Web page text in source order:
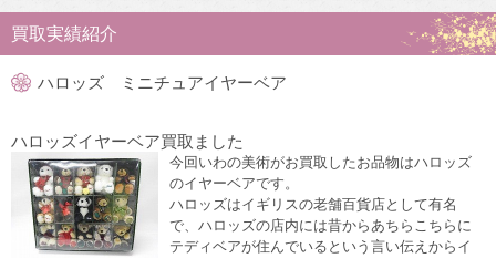
買取実績紹介
ハロッズ ミニチュアイヤーベア
ハロッズイヤーベア買取ました
今回いわの美術がお買取したお品物はハロッズ
のイヤーベアです。
ハロッズはイギリスの老舗百貨店として有名
で、ハロッズの店内には昔からあちらこちらに
テディベアが住んでいるという言い伝えからイ